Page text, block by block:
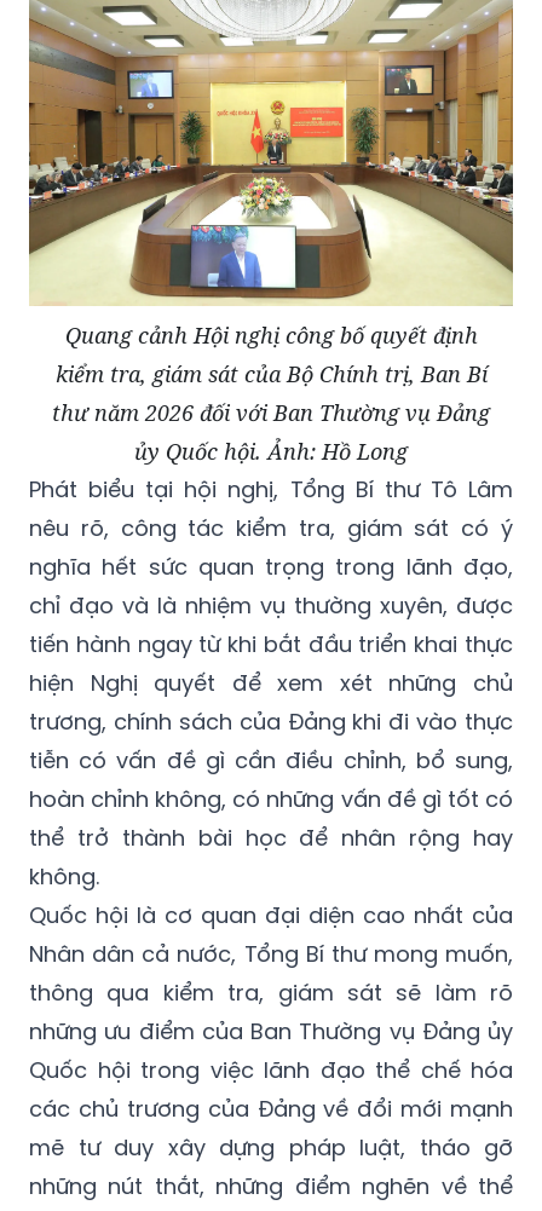
Quang cảnh Hội nghị công bố quyết định
kiểm tra, giám sát của Bộ Chính trị, Ban Bí
thư năm 2026 đối với Ban Thường vụ Đảng
ủy Quốc hội. Ảnh: Hồ Long
Phát biểu tại hội nghị, Tổng Bí thư Tô Lâm
nêu rõ, công tác kiểm tra, giám sát có ý
nghĩa hết sức quan trọng trong lãnh đạo,
chỉ đạo và là nhiệm vụ thường xuyên, được
tiến hành ngay từ khi bắt đầu triển khai thực
hiện Nghị quyết để xem xét những chủ
trương, chính sách của Đảng khi đi vào thực
tiễn có vấn đề gì cần điều chỉnh, bổ sung,
hoàn chỉnh không, có những vấn đề gì tốt có
thể trở thành bài học để nhân rộng hay
không.
Quốc hội là cơ quan đại diện cao nhất của
Nhân dân cả nước, Tổng Bí thư mong muốn,
thông qua kiểm tra, giám sát sẽ làm rõ
những ưu điểm của Ban Thường vụ Đảng ủy
Quốc hội trong việc lãnh đạo thể chế hóa
các chủ trương của Đảng về đổi mới mạnh
mẽ tư duy xây dựng pháp luật, tháo gỡ
những nút thắt, những điểm nghẽn về thể